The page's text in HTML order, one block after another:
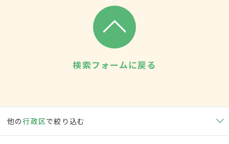
検索フォームに戻る
他の行政区で絞り込む